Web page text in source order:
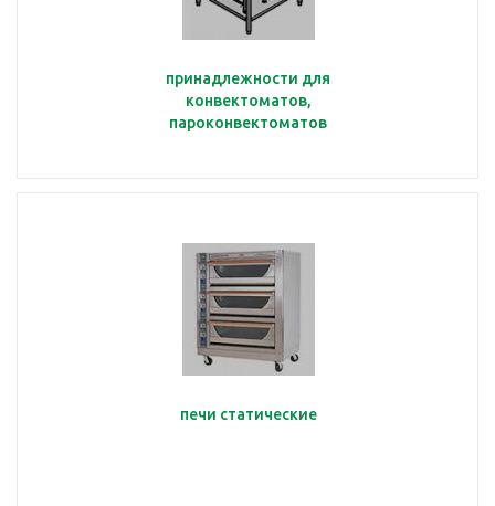
принадлежности для
конвектоматов,
пароконвектоматов
печи статические